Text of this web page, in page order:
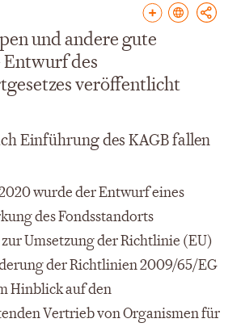
und andere gute
Entwurf des
veröffentlicht
Einführung des KAGB fallen
wurde der Entwurf eines
des Fondsstandorts
Umsetzung der Richtlinie (EU)
der Richtlinien 2009/65/EG
Hinblick auf den
Vertrieb von Organismen für